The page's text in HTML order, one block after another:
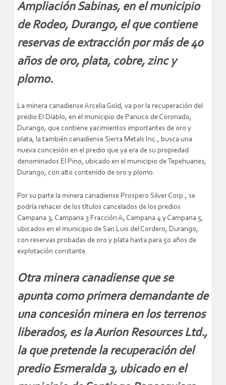
Ampliación Sabinas, en el municipio
de Rodeo, Durango, el que contiene
reservas de extracción por más de 40
años de oro, plata, cobre, zinc y
plomo.
La minera canadiense Arcelia Gold, va por la recuperación del
predio El Diablo, en el municipio de Panuco de Coronado,
Durango, que contiene yacimientos importantes de oro y
plata; la también canadiense Sierra Metals Inc., busca una
nueva concesión en el predio que ya era de su propiedad
denominados El Pino, ubicado en el municipio de Tepehuanes,
Durango, con alto contenido de oro y plomo.
Por su parte la minera canadiense Prospero Silver Corp., se
podría rehacer de los títulos cancelados de los predios
Campana 3, Campana 3 Fracción A, Campana 4 y Campana 5,
ubicados en el municipio de San Luis del Cordero, Durango,
con reservas probadas de oro y plata hasta para 50 años de
explotación constante.
Otra minera canadiense que se
apunta como primera demandante de
una concesión minera en los terrenos
liberados, es la Aurion Resources Ltd.,
la que pretende la recuperación del
predio Esmeralda 3, ubicado en el